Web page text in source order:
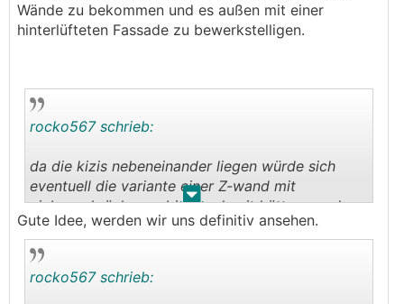
Könnte das noch auf die geneigten Wände und
die Decke im Gefälle zutreffen, oder wird das fix
geneigten Eckfenster neugierig.
Wände zu bekommen und es außen mit einer
hinterlüfteten Fassade zu bewerkstelligen.
. .
rocko567 schrieb:
da die kizis nebeneinander liegen würde sich
eventuell die variante einer Z-wand mit
einbauschränken anbieten. damit hätte man den
platz am besten genutzt
edit: da ist mir @baustoff zuvor gekommen :)
Gute Idee, werden wir uns definitiv ansehen.
rocko567 schrieb: